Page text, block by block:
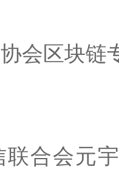
会区块链
联合会元